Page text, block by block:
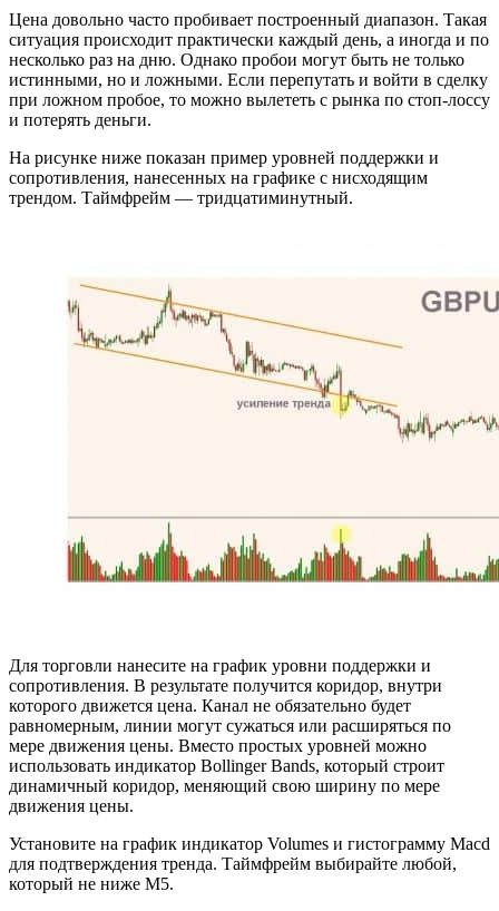
Цена довольно часто пробивает построенный диапазон. Такая
ситуация происходит практически каждый день, а иногда и по
несколько раз на дню. Однако пробои могут быть не только
истинными, но и ложными. Если перепутать и войти в сделку
при ложном пробое, то можно вылететь с рынка по стоп-лоссу
и потерять деньги.
На рисунке ниже показан пример уровней поддержки и
сопротивления, нанесенных на графике с нисходящим
трендом. Таймфрейм — тридцатиминутный.
Для торговли нанесите на график уровни поддержки и
сопротивления. В результате получится коридор, внутри
которого движется цена. Канал не обязательно будет
равномерным, линии могут сужаться или расширяться по
мере движения цены. Вместо простых уровней можно
использовать индикатор Bollinger Bands, который строит
динамичный коридор, меняющий свою ширину по мере
движения цены.
Установите на график индикатор Volumes и гистограмму Macd
для подтверждения тренда. Таймфрейм выбирайте любой,
который не ниже M5.